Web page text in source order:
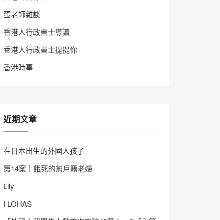
蛋老師雜談
香港人行政書士導讀
香港人行政書士提提你
香港時事
近期文章
在日本出生的外國人孩子
第14案｜餓死的無戶籍老婦
Lily
I LOHAS